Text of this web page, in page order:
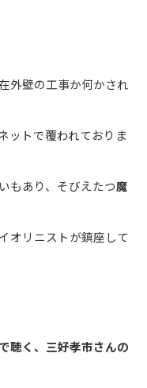
外壁の工事か何かされ
ットで覆われておりま
もあり、そびえたつ魔
オリニストが鎮座して
聴く、三好孝市さんの